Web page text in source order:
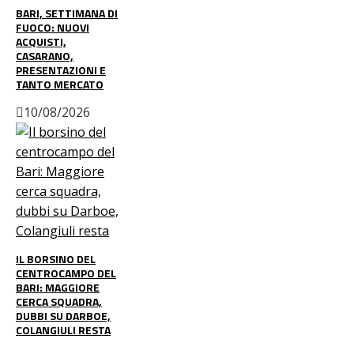
BARI, SETTIMANA DI
FUOCO: NUOVI
ACQUISTI,
CASARANO,
PRESENTAZIONI E
TANTO MERCATO
10/08/2026
IL BORSINO DEL
CENTROCAMPO DEL
BARI: MAGGIORE
CERCA SQUADRA,
DUBBI SU DARBOE,
COLANGIULI RESTA